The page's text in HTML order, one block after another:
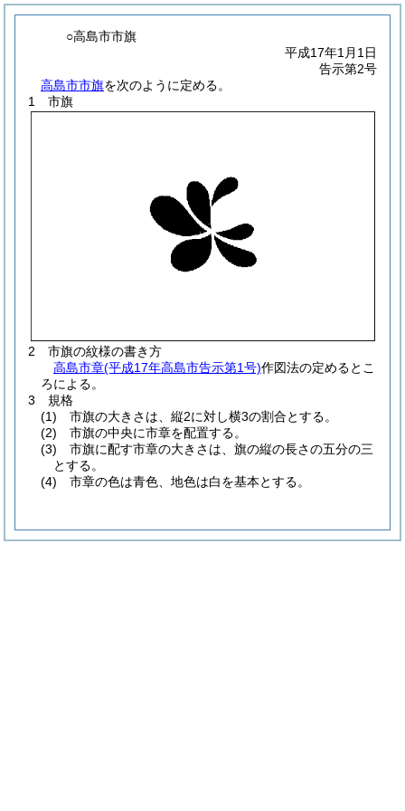
○高島市市旗
平成17年1月1日
告示第2号
高島市市旗を次のように定める。
1 市旗
2 市旗の紋様の書き方
高島市章(平成17年高島市告示第1号)作図法の定めるとこ
ろによる。
3 規格
(1) 市旗の大きさは、縦2に対し横3の割合とする。
(2) 市旗の中央に市章を配置する。
(3) 市旗に配す市章の大きさは、旗の縦の長さの五分の三
とする。
(4) 市章の色は青色、地色は白を基本とする。